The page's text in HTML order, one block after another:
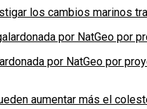
los cambios marinos
por NatGeo por